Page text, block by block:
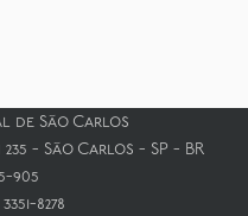
de São Carlos
- São Carlos - SP - BR
905
8278